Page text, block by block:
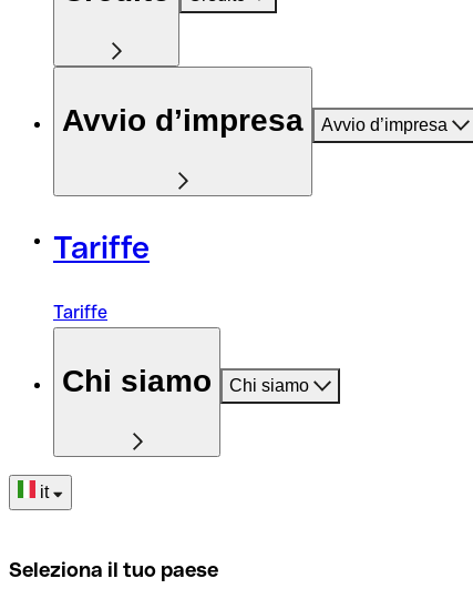
Avvio d’impresa Avvio d’impresa
Tariffe
Tariffe
Chi siamo Chi siamo
it
Seleziona il tuo paese